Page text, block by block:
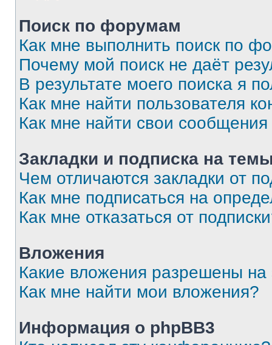
Поиск по форумам
Как мне выполнить поиск по
Почему мой поиск не даёт
В результате моего поиска я
Как мне найти пользователя
Как мне найти свои
Закладки и подписка на
Чем отличаются закладки от
Как мне подписаться на
Как мне отказаться от
Вложения
Какие вложения разрешены
Как мне найти мои вложения?
Информация о phpBB3